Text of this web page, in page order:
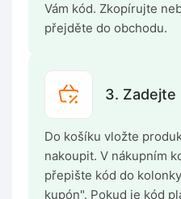
Vám kód. Zkopírujte
přejděte do obchodu.
3. Zadejte
Do košíku vložte
nakoupit. V nákupním
přepište kód do
kupón". Pokud je kód